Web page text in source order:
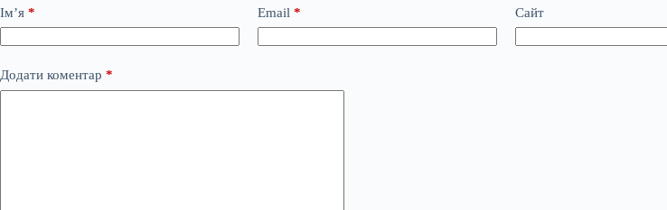
Ім’я * Email * Сайт
Додати коментар *